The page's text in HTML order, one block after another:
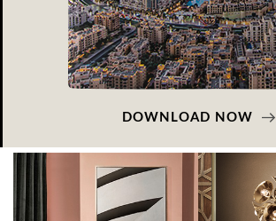
DOWNLOAD NOW